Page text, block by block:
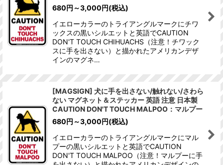
680円 ～3,000円(税込)
イエローカラーのトライアングルマークにチワ
ックスの黒いシルエットと英語でCAUTION
DON'T TOUCH CHIHUACHS（注意！チワック
スに手を出さない）と描かれたアメリカンデザ
インのマグネ…
[MAGSIGN] 犬に手を出さない/触れない/さわら
ない マグネット＆ステッカー 英語 注意 日本製
CAUTION DON'T TOUCH MALPOO：マルプー
680円 ～3,000円(税込)
イエローカラーのトライアングルマークにマル
プーの黒いシルエットと英語でCAUTION
DON'T TOUCH MALPOO（注意！マルプーに手